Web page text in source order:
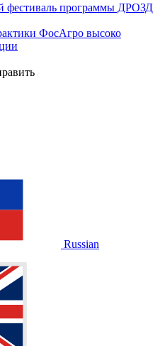
фестиваль программы ДРОЗД
ФосАгро высоко
Russian